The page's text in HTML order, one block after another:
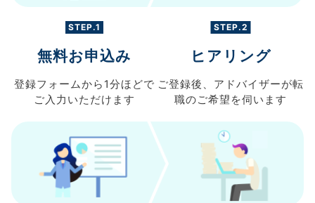
STEP.1
無料お申込み
登録フォームから 1分ほどで
ご入力 いただけます
STEP.2
ヒアリング
ご登録後、 アドバイザーが転
職のご希望を伺います